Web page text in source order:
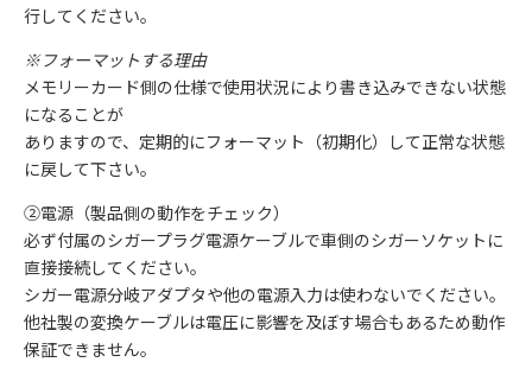
行してください。
※フォーマットする理由
メモリーカード側の仕様で使用状況により書き込みできない状態
になることが
ありますので、定期的にフォーマット（初期化）して正常な状態
に戻して下さい。
②電源（製品側の動作をチェック）
必ず付属のシガープラグ電源ケーブルで車側のシガーソケットに
直接接続してください。
シガー電源分岐アダプタや他の電源入力は使わないでください。
他社製の変換ケーブルは電圧に影響を及ぼす場合もあるため動作
保証できません。